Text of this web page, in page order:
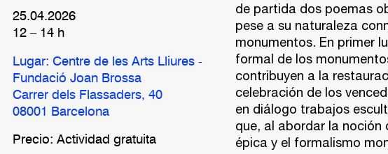
25.04.2026
12– 14h
Lugar: Centre de les Arts Lliures -
Fundació Joan Brossa
Carrer dels Flassaders, 40
08001 Barcelona
Precio: Actividad gratuita
de partida dos poemas
pese a su naturaleza
monumentos. En primer
formal de los
contribuyen a la
celebración de los
en diálogo trabajos
que, al abordar la noción
épica y el formalismo